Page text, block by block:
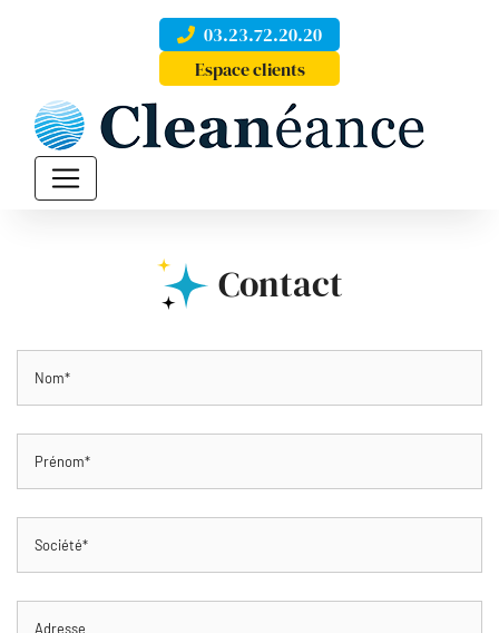
03.23.72.20.20
Espace clients
Contact